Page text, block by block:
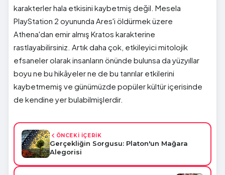
karakterler hala etkisini kaybetmiş değil. Mesela
PlayStation 2 oyununda Ares'i öldürmek üzere
Athena'dan emir almış Kratos karakterine
rastlayabilirsiniz. Artık daha çok, etkileyici mitolojik
efsaneler olarak insanların önünde bulunsa da yüzyıllar
boyu ne bu hikâyeler ne de bu tanrılar etkilerini
kaybetmemiş ve günümüzde popüler kültür içerisinde
de kendine yer bulabilmişlerdir.
ÖNCEKİ İÇERİK
Gerçekliğin Sorgusu: Platon'un Mağara
Alegorisi